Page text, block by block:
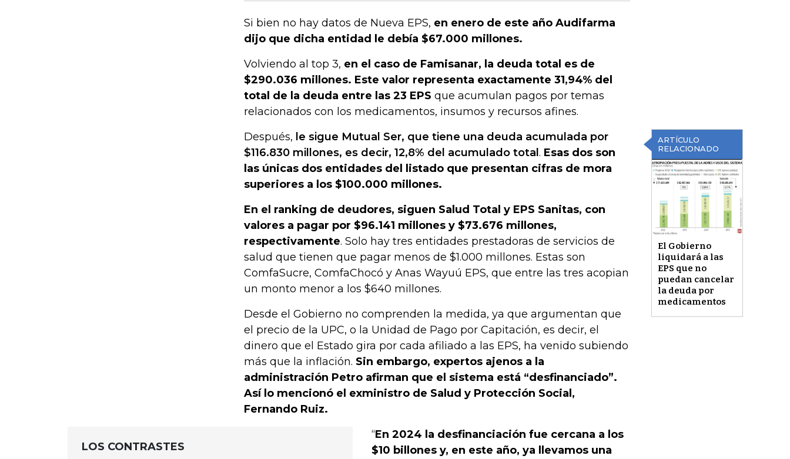
Si bien no hay datos de Nueva EPS, en enero de este año Audifarma
dijo que dicha entidad le debía $67.000 millones.
Volviendo al top 3, en el caso de Famisanar, la deuda total es de
$290.036 millones. Este valor representa exactamente 31,94% del
total de la deuda entre las 23 EPS que acumulan pagos por temas
relacionados con los medicamentos, insumos y recursos afines.
ARTÍCULO
RELACIONADO
El Gobierno
liquidará a las
EPS que no
puedan cancelar
la deuda por
medicamentos
Después, le sigue Mutual Ser, que tiene una deuda acumulada por
$116.830 millones, es decir, 12,8% del acumulado total. Esas dos son
las únicas dos entidades del listado que presentan cifras de mora
superiores a los $100.000 millones.
En el ranking de deudores, siguen Salud Total y EPS Sanitas, con
valores a pagar por $96.141 millones y $73.676 millones,
respectivamente. Solo hay tres entidades prestadoras de servicios de
salud que tienen que pagar menos de $1.000 millones. Estas son
ComfaSucre, ComfaChocó y Anas Wayuú EPS, que entre las tres acopian
un monto menor a los $640 millones.
Desde el Gobierno no comprenden la medida, ya que argumentan que
el precio de la UPC, o la Unidad de Pago por Capitación, es decir, el
dinero que el Estado gira por cada afiliado a las EPS, ha venido subiendo
más que la inflación. Sin embargo, expertos ajenos a la
administración Petro afirman que el sistema está “desfinanciado”.
Así lo mencionó el exministro de Salud y Protección Social,
Fernando Ruiz.
LOS CONTRASTES
“En 2024 la desfinanciación fue cercana a los
$10 billones y, en este año, ya llevamos una